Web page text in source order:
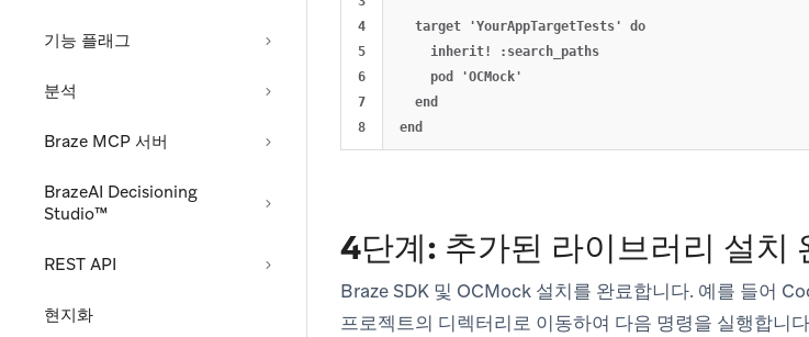
기능 플래그
분석
Braze MCP 서버
BrazeAI Decisioning
Studio™
REST API
현지화
4
5
6
7
  target 'YourAppTargetTests' do
    inherit! :search_paths
    pod 'OCMock'
  end
4단계: 추가된 라이브러리 설치
Braze SDK 및 OCMock 설치를 완료합니다. 예를 들어
프로젝트의 디렉터리로 이동하여 다음 명령을 실행합니